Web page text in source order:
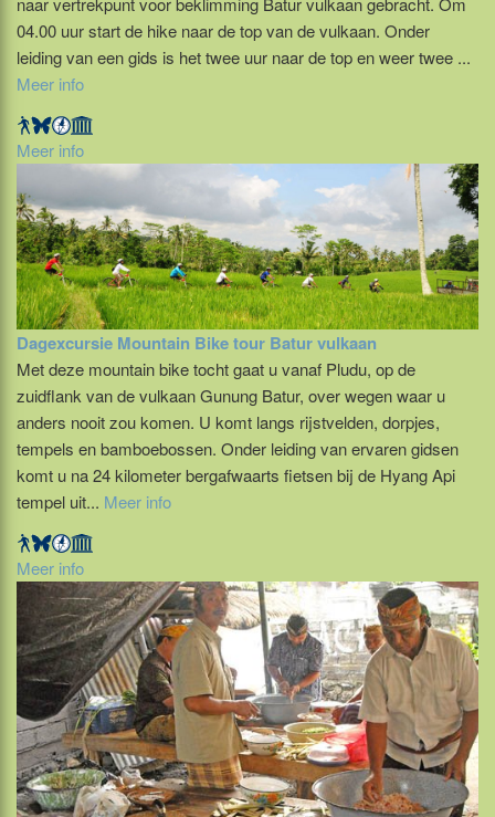
04.00 uur start de hike naar de top van de vulkaan. Onder
leiding van een gids is het twee uur naar de top en weer twee ...
Meer info
Meer info
Dagexcursie Mountain Bike tour Batur vulkaan
Met deze mountain bike tocht gaat u vanaf Pludu, op de
zuidflank van de vulkaan Gunung Batur, over wegen waar u
anders nooit zou komen. U komt langs rijstvelden, dorpjes,
tempels en bamboebossen. Onder leiding van ervaren gidsen
komt u na 24 kilometer bergafwaarts fietsen bij de Hyang Api
tempel uit... Meer info
Meer info